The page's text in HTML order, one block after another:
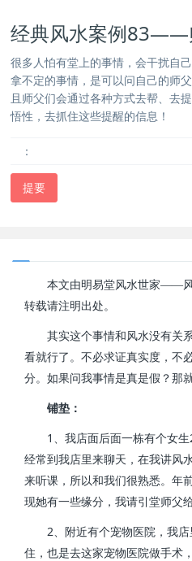
经典风水案例83——
很多人怕有堂上的事情，会干扰自
拿不定的事情，是可以问自己的师
且师父们会通过各种方式去帮、去
悟性，去抓住这些提醒的信息！
：
提要
本文由明易堂风水世家——
转载请注明出处。
其实这个事情和风水没有关
看就行了。不必求证真实度，不
分。如果问我事情是真是假？那
铺垫：
1 、我店面后面一栋有个女生
经常到我店里来聊天，在我讲风
来听课，所以和我们很熟悉。年
现她有一些缘分，我请引堂师父
2、附近有个宠物医院，我
住，也是去这家宠物医院做手术